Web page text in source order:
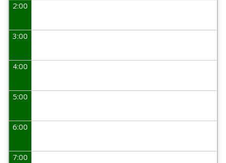
2:00
3:00
4:00
5:00
6:00
7:00